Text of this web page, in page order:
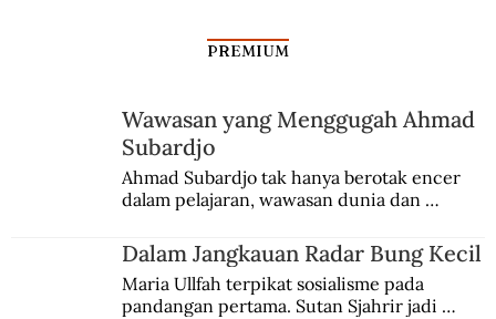
PREMIUM
Wawasan yang Menggugah Ahmad
Subardjo
Ahmad Subardjo tak hanya berotak encer
dalam pelajaran, wawasan dunia dan
Jules Verne, Multatuli, hingga Sun Yat-sen.
Dalam Jangkauan Radar Bung Kecil
Maria Ullfah terpikat sosialisme pada
pandangan pertama. Sutan Sjahrir jadi